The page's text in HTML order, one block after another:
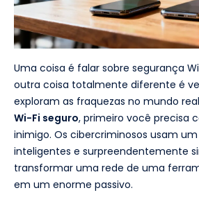
Uma coisa é falar sobre segurança
outra coisa totalmente diferente é
exploram as fraquezas no mundo
Wi-Fi seguro, primeiro você precisa
inimigo. Os cibercriminosos usam
inteligentes e surpreendentemente
transformar uma rede de uma
em um enorme passivo.